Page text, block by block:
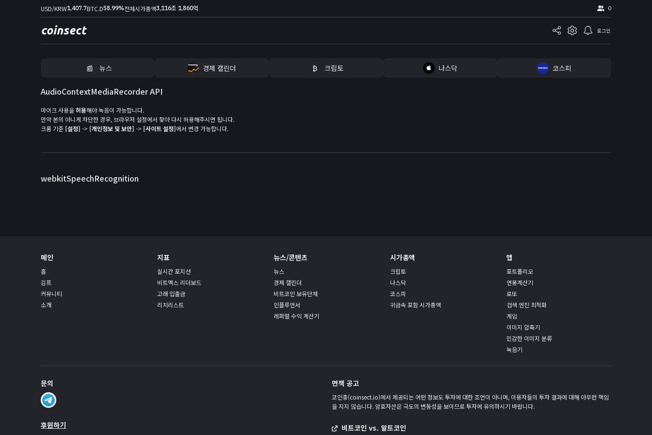
USD/KRW1,407.7BTC.D58.99%전체시가총액3,116조 1,860억 0
coinsect 로그인
고래 입출금
비트코인 보유단체
인플루언서
레퍼럴 수익 계산기
시가총액
📰 뉴스 경제 캘린더 ₿ 크립토 나스닥 코스피
AudioContextMediaRecorderAPI
마이크 사용을허용해야 녹음이 가능합니다.
만약 본의 아니게 차단한 경우, 브라우저 설정에서 찾아 다시 허용해주시면 됩니다.
크롬 기준 [설정] -> [개인정보 및 보안] -> [사이트 설정]에서 변경 가능합니다.
webkitSpeechRecognition
메인
홈
김프
커뮤니티
소개
지표
실시간 포지션
비트멕스 리더보드
고래 입출금
리치리스트
뉴스/콘텐츠
뉴스
경제 캘린더
비트코인 보유단체
인플루언서
레퍼럴 수익 계산기
시가총액
크립토
나스닥
코스피
귀금속 포함 시가총액
앱
포트폴리오
연봉계산기
로또
검색 엔진 최적화
게임
이미지 압축기
민감한 이미지 분류
녹음기
문의
후원하기
면책 공고
코인충(coinsect.io)에서 제공되는 어떤 정보도 투자에 대한 조언이 아니며, 이용자들의 투자 결과에 대해 아무런 책임
을 지지 않습니다. 암호자산은 극도의 변동성을 보이므로 투자에 유의하시기 바랍니다.
비트코인 vs. 알트코인